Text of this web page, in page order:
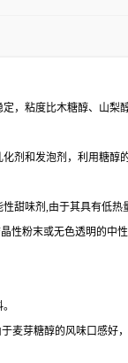
，粘度比木糖醇、山梨
剂和发泡剂，利用糖醇
甜味剂,由于其具有低
性粉末或无色透明的中
麦芽糖醇的风味口感好